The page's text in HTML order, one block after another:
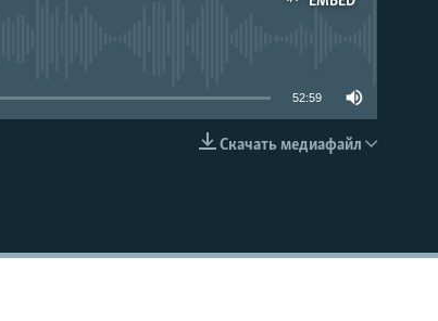
EMBED
52:59
Скачать медиафайл